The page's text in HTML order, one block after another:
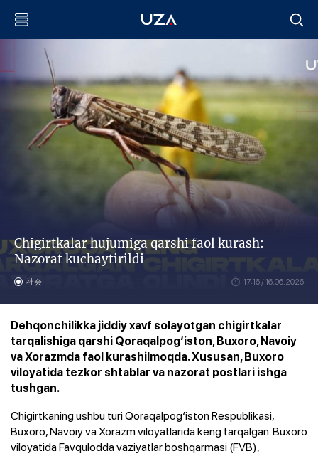
Chigirtkalar hujumiga qarshi faol kurash:
Nazorat kuchaytirildi
社会 17:16 / 16.06.2026
Dehqonchilikka jiddiy xavf solayotgan chigirtkalar
tarqalishiga qarshi Qoraqalpog‘iston, Buxoro, Navoiy
va Xorazmda faol kurashilmoqda. Xususan, Buxoro
viloyatida tezkor shtablar va nazorat postlari ishga
tushgan.
Chigirtkaning ushbu turi Qoraqalpog‘iston Respublikasi,
Buxoro, Navoiy va Xorazm viloyatlarida keng tarqalgan. Buxoro
viloyatida Favqulodda vaziyatlar boshqarmasi (FVB),